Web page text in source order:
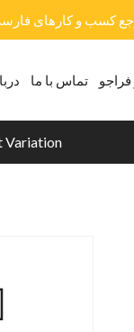
کسب و کارهای
تماس با ما
Variation